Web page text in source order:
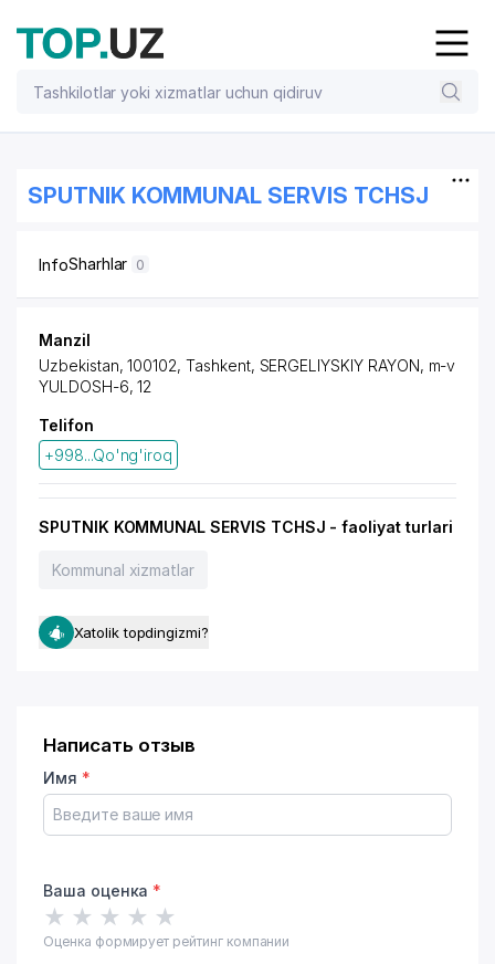
SPUTNIK KOMMUNAL SERVIS TCHSJ
InfoSharhlar 0
Manzil
Uzbekistan, 100102, Tashkent, SERGELIYSKIY RAYON, m-v
YULDOSH-6, 12
Telifon
+998...Qo'ng'iroq
SPUTNIK KOMMUNAL SERVIS TCHSJ - faoliyat turlari
Kommunal xizmatlar
Xatolik topdingizmi?
Написать отзыв
Имя *
Ваша оценка *
★ ★ ★ ★ ★
Оценка формирует рейтинг компании